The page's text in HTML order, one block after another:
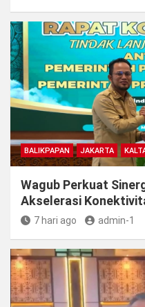
BALIKPAPAN JAKARTA
Wagub Perkuat
Akselerasi
7 hari ago admin-1